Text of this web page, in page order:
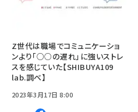
Z世代は職場でコミュニケーショ
ンより「○○の遅れ」に強いストレ
スを感じていた【SHIBUYA109
lab.調べ】
2023年3月17日 8:00